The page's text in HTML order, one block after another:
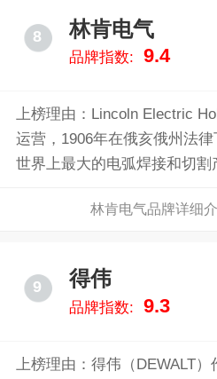
8 林肯电气
品牌指数: 9.4
上榜理由：Lincoln Electric
运营，1906年在俄亥俄州法
世界上最大的电弧焊接和切
和切割产品。这家公司是世界
源、锡丝供给系统、自动焊
耗电极与流量。
林肯电气品牌详细
9 得伟
品牌指数: 9.3
上榜理由：得伟（DEWALT